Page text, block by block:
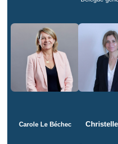
Carole Le Béchec